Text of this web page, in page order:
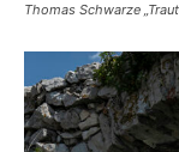
Thomas Schwarze